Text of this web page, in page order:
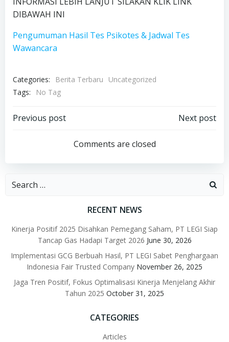
DIBAWAH INI
Pengumuman Hasil Tes Psikotes & Jadwal Tes
Wawancara
Categories: Berita Terbaru
Uncategorized
Tags:
No Tag
Post
navigation
Previous post
navigation
Next post
Comments are closed
Search
RECENT NEWS
Kinerja Positif 2025 Disahkan Pemegang Saham, PT LEGI Siap
Tancap Gas Hadapi Target 2026 June 30, 2026
Implementasi GCG Berbuah Hasil, PT LEGI Sabet Penghargaan
Indonesia Fair Trusted Company November 26, 2025
Jaga Tren Positif, Fokus Optimalisasi Kinerja Menjelang Akhir
Tahun 2025 October 31, 2025
CATEGORIES
Articles